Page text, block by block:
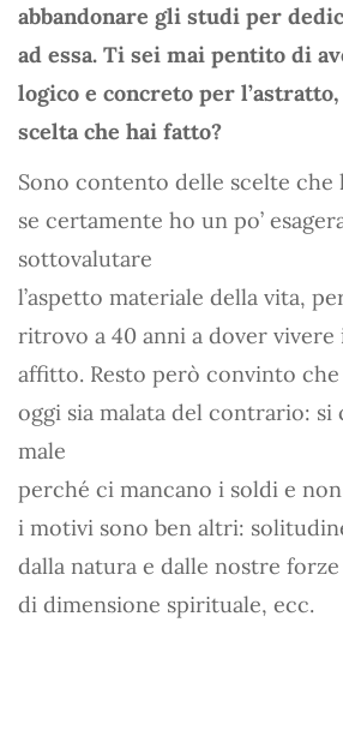
abbandonare gli studi per
ad essa. Ti sei mai pentito di
logico e concreto per
scelta che hai fatto?
Sono contento delle scelte che
se certamente ho un po’
sottovalutare
l’aspetto materiale della vita,
ritrovo a 40 anni a dover vivere
affitto. Resto però convinto
oggi sia malata del contrario: si
male
perché ci mancano i soldi e
i motivi sono ben altri:
dalla natura e dalle nostre
di dimensione spirituale, ecc.